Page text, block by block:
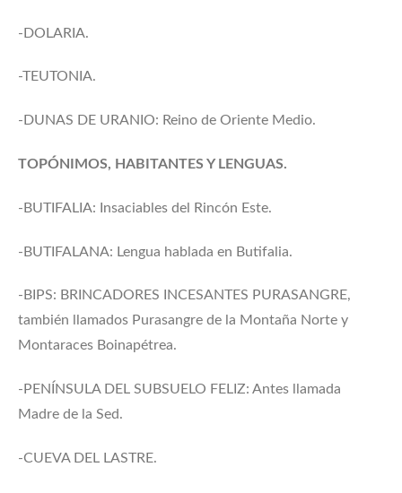
-DOLARIA.
-TEUTONIA.
-DUNAS DE URANIO: Reino de Oriente Medio.
TOPÓNIMOS, HABITANTES Y LENGUAS.
-BUTIFALIA: Insaciables del Rincón Este.
-BUTIFALANA: Lengua hablada en Butifalia.
-BIPS: BRINCADORES INCESANTES PURASANGRE,
también llamados Purasangre de la Montaña Norte y
Montaraces Boinapétrea.
-PENÍNSULA DEL SUBSUELO FELIZ: Antes llamada
Madre de la Sed.
-CUEVA DEL LASTRE.